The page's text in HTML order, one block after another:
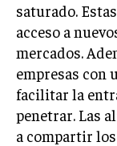
saturado.
acceso a
mercados.
empresas con
facilitar la
penetrar. Las
a compartir